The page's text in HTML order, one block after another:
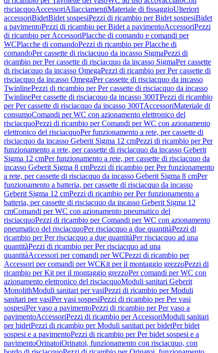
risciacquoAccessoriAllacciamentiMateriale di fissaggioUlteriori
accessoriBidetBidet sospesiPezzi di ricambio per Bidet sospesiBidet
a pavimentoPezzi di ricambio per Bidet a pavimentoAccessoriPezzi
di ricambio per AccessoriPlacche di comando e comandi per
WCPlacche di comandoPezzi di ricambio per Placche di
comandoPer cassette di risciacquo da incasso SigmaPezzi di
ricambio per Per cassette di risciacquo da incasso SigmaPer cassette
di risciacquo da incasso OmegaPezzi di ricambio per Per cassette di
risciacquo da incasso OmegaPer cassette di risciacquo da incasso
TwinlinePezzi di ricambio per Per cassette di risciacquo da incasso
TwinlinePer cassette di risciacquo da incasso 300TPezzi di ricambio
per Per cassette di risciacquo da incasso 300TAccessoriMateriale di
consumoComandi per WC con azionamento elettronico del
risciacquoPezzi di ricambio per Comandi per WC con azionamento
elettronico del risciacquoPer funzionamento a rete, per cassette di
risciacquo da incasso Geberit Sigma 12 cmPezzi di ricambio per Per
funzionamento a rete, per cassette di risciacquo da incasso Geberit
Sigma 12 cmPer funzionamento a rete, per cassette di risciacquo da
incasso Geberit Sigma 8 cmPezzi di ricambio per Per funzionamento
a rete, per cassette di risciacquo da incasso Geberit Sigma 8 cmPer
funzionamento a batteria, per cassette di risciacquo da incasso
Geberit Sigma 12 cmPezzi di ricambio per Per funzionamento a
batteria, per cassette di risciacquo da incasso Geberit Sigma 12
cmComandi per WC con azionamento pneumatico del
risciacquoPezzi di ricambio per Comandi per WC con azionamento
pneumatico del risciacquoPer risciacquo a due quantitàPezzi di
ricambio per Per risciacquo a due quantitàPer risciacquo ad una
quantitàPezzi di ricambio per Per risciacquo ad una
quantitàAccessori per comandi per WCPezzi di ricambio per
Accessori per comandi per WCKit per il montaggio grezzoPezzi di
ricambio per Kit per il montaggio grezzoPer comandi per WC con
azionamento elettronico del risciacquoModuli sanitari Geberit
MonolithModuli sanitari per vasiPezzi di ricambio per Moduli
sanitari per vasiPer vasi sospesiPezzi di ricambio per Per vasi
sospesiPer vaso a pavimentoPezzi di ricambio per Per vaso a
pavimentoAccessoriPezzi di ricambio per AccessoriModuli sanitari
per bidetPezzi di ricambio per Moduli sanitari per bidetPer bidet
sospesi e a pavimentoPezzi di ricambio per Per bidet sospesi e a
pavimentoOrinatoiOrinatoi, funzionamento con risciacquo, con